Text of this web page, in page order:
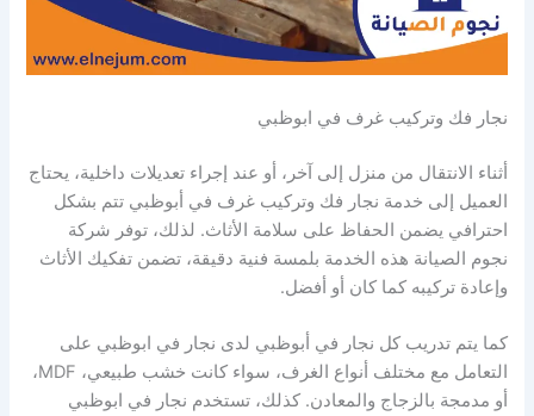
نجار فك وتركيب غرف في ابوظبي
أثناء الانتقال من منزل إلى آخر، أو عند إجراء تعديلات داخلية، يحتاج
العميل إلى خدمة نجار فك وتركيب غرف في أبوظبي تتم بشكل
احترافي يضمن الحفاظ على سلامة الأثاث. لذلك، توفر شركة
نجوم الصيانة هذه الخدمة بلمسة فنية دقيقة، تضمن تفكيك الأثاث
وإعادة تركيبه كما كان أو أفضل.
كما يتم تدريب كل نجار في أبوظبي لدى نجار في ابوظبي على
التعامل مع مختلف أنواع الغرف، سواء كانت خشب طبيعي، MDF،
أو مدمجة بالزجاج والمعادن. كذلك، تستخدم نجار في ابوظبي